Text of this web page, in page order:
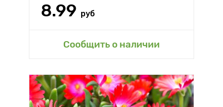
8.99 руб
Сообщить о наличии